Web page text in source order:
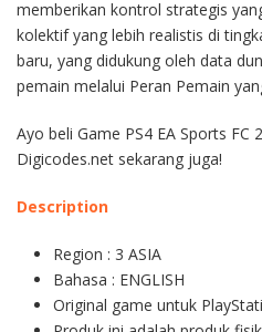
memberikan kontrol strategis
kolektif yang lebih realistis di
baru, yang didukung oleh data
pemain melalui Peran Pemain
Ayo beli Game PS4 EA Sports FC
Digicodes.net sekarang juga!
Description
Region : 3 ASIA
Bahasa : ENGLISH
Original game untuk